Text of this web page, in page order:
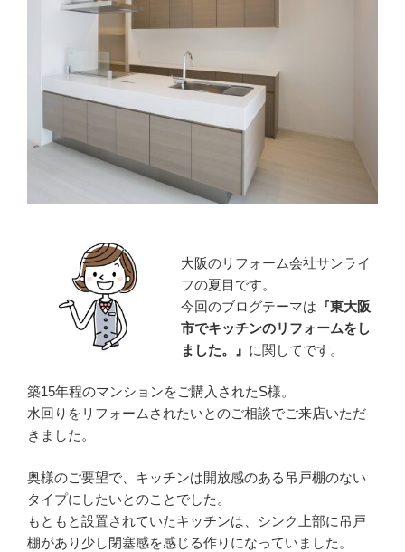
大阪のリフォーム会社サンライ
フの夏目です。
今回のブログテーマは 『東大阪
市でキッチンのリフォームをし
ました。』 に関してです。
築15年程のマンションをご購入されたS様。
水回りをリフォームされたいとのご相談でご来店いただ
きました。
奥様のご要望で、キッチンは開放感のある吊戸棚のない
タイプにしたいとのことでした。
もともと設置されていたキッチンは、シンク上部に吊戸
棚があり少し閉塞感を感じる作りになっていました。